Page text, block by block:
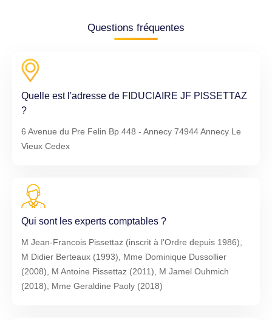
Questions fréquentes
Quelle est l'adresse de FIDUCIAIRE JF PISSETTAZ
?
6 Avenue du Pre Felin Bp 448 - Annecy 74944 Annecy Le
Vieux Cedex
Qui sont les experts comptables ?
M Jean-Francois Pissettaz (inscrit à l'Ordre depuis 1986),
M Didier Berteaux (1993), Mme Dominique Dussollier
(2008), M Antoine Pissettaz (2011), M Jamel Ouhmich
(2018), Mme Geraldine Paoly (2018)